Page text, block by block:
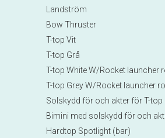
Landström
Bow Thruster
T-top Vit
T-top Grå
T-top White W/Rocket launcher
T-top Grey W/Rocket launcher
Solskydd för och akter för T-top
Bimini med solskydd för och
Hardtop Spotlight (bar)